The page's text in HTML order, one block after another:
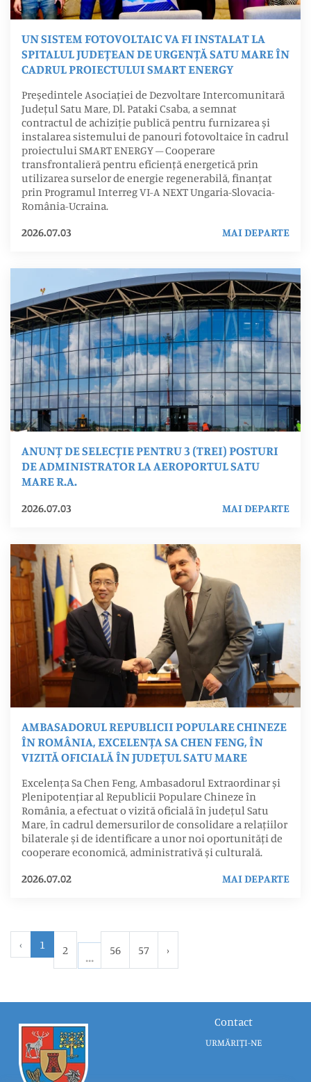
UN SISTEM FOTOVOLTAIC VA FI INSTALAT LA
SPITALUL JUDEȚEAN DE URGENȚĂ SATU MARE ÎN
CADRUL PROIECTULUI SMART ENERGY
Președintele Asociației de Dezvoltare Intercomunitară
Județul Satu Mare, Dl. Pataki Csaba, a semnat
contractul de achiziție publică pentru furnizarea și
instalarea sistemului de panouri fotovoltaice în cadrul
proiectului SMART ENERGY – Cooperare
transfrontalieră pentru eficiență energetică prin
utilizarea surselor de energie regenerabilă, finanțat
prin Programul Interreg VI-A NEXT Ungaria-Slovacia-
România-Ucraina.
2026.07.03
MAI DEPARTE
ANUNȚ DE SELECȚIE PENTRU 3 (TREI) POSTURI
DE ADMINISTRATOR LA AEROPORTUL SATU
MARE R.A.
2026.07.03 MAI DEPARTE
AMBASADORUL REPUBLICII POPULARE CHINEZE
ÎN ROMÂNIA, EXCELENȚA SA CHEN FENG, ÎN
VIZITĂ OFICIALĂ ÎN JUDEȚUL SATU MARE
Excelența Sa Chen Feng, Ambasadorul Extraordinar și
Plenipotențiar al Republicii Populare Chineze în
România, a efectuat o vizită oficială în județul Satu
Mare, în cadrul demersurilor de consolidare a relațiilor
bilaterale și de identificare a unor noi oportunități de
cooperare economică, administrativă și culturală.
2026.07.02
MAI DEPARTE
‹ 1 2 56 57 ›
Contact
URMĂRIȚI-NE